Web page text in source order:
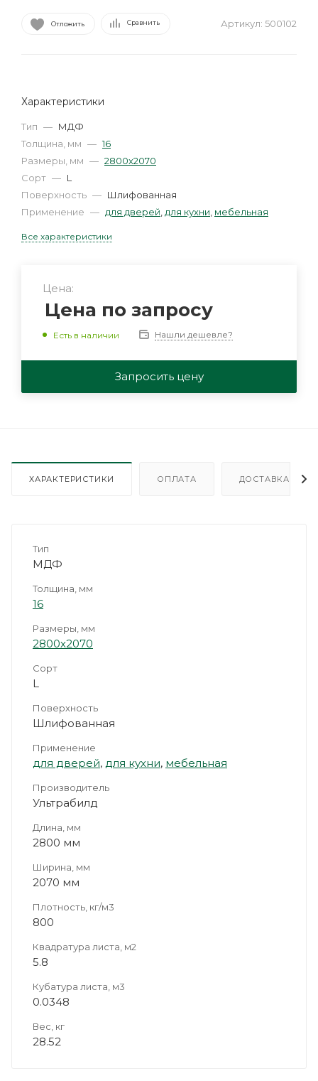
Отложить Сравнить Артикул: 500102
Характеристики
Тип — МДФ
Толщина, мм — 16
Размеры, мм — 2800х2070
Сорт — L
Поверхность — Шлифованная
Применение — для дверей для кухни мебельная
Все характеристики
Цена:
Цена по запросу
Есть в наличии Нашли дешевле?
Запросить цену
ХАРАКТЕРИСТИКИ ОПЛАТА ДОСТАВКА
Тип
МДФ
Толщина, мм
16
Размеры, мм
2800х2070
Сорт
L
Поверхность
Шлифованная
Применение
для дверей, для кухни, мебельная
Производитель
Ультрабилд
Длина, мм
2800 мм
Ширина, мм
2070 мм
Плотность, кг/м3
800
Квадратура листа, м2
5.8
Кубатура листа, м3
0.0348
Вес, кг
28.52